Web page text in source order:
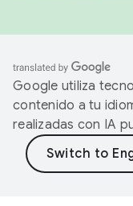
Google utiliza
contenido a tu
realizadas con IA